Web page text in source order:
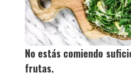
No estás comiendo
frutas.